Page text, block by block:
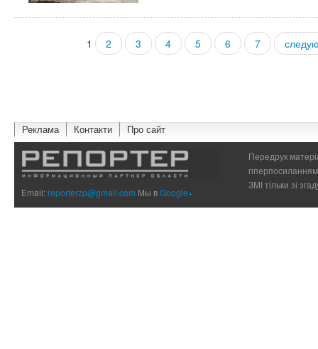
1 2 3 4 5 6 7
Реклама Контакти Про сайт
Email:reporterzp@gmail.com Мы вGoogle+
Передрук
ЗМІ тільки зі